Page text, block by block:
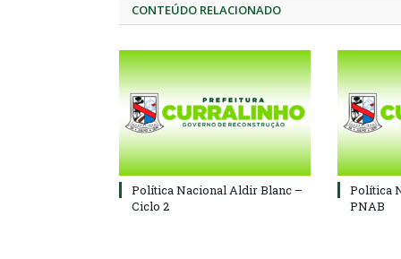
CONTEÚDO RELACIONADO
Política Nacional Aldir Blanc –
Ciclo 2
Política
PNAB